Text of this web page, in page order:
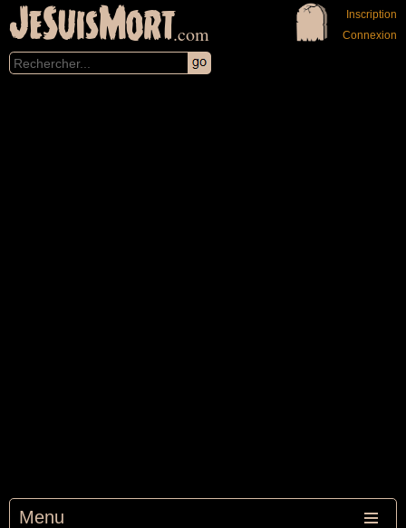
JeSuisMort.com
Menu
Inscription
Connexion